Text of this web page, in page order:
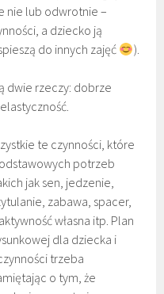
nie lub odwrotnie –
a dziecko ją
do innych zajęć
).
dwie rzeczy: dobrze
te czynności, które
potrzeb
jak sen, jedzenie,
zabawa, spacer,
własna itp. Plan
dla dziecka i
trzeba
o tym, że